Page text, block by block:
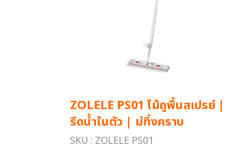
ZOLELE PS01 ไม้ถูพื้นสเปรย์ |
รีดน้ำในตัว | ม่ทิ้งคราบ
SKU : ZOLELE PS01